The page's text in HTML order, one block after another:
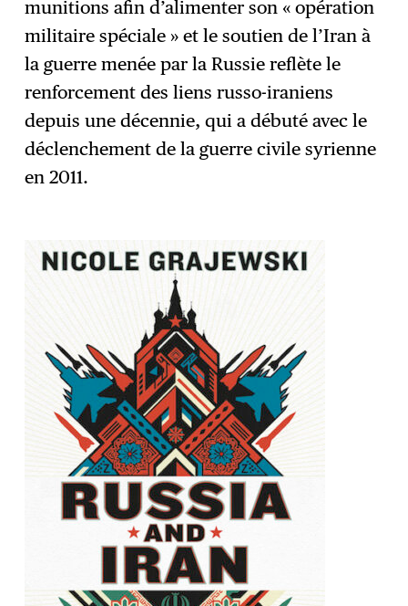
munitions afin d’alimenter son « opération
militaire spéciale » et le soutien de l’Iran à
la guerre menée par la Russie reflète le
renforcement des liens russo-iraniens
depuis une décennie, qui a débuté avec le
déclenchement de la guerre civile syrienne
en 2011.